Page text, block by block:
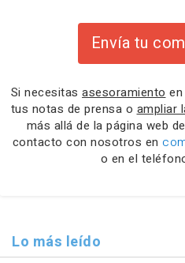
Envía tu
Si necesitas asesoramiento
tus notas de prensa o ampliar
más allá de la página web de
contacto con nosotros en
o en el
Lo más leído